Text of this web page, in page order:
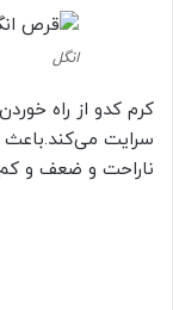
انگل
کرم کدو از راه
سرایت می‌کند.باعث
ناراحت و ضعف و